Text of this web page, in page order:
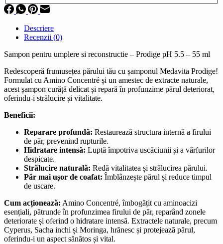
Descriere
Recenzii (0)
Sampon pentru umplere si reconstructie – Prodige pH 5.5 – 55 ml
Redescoperă frumusețea părului tău cu șamponul Medavita Prodige!
Formulat cu Amino Concentré și un amestec de extracte naturale,
acest șampon curăță delicat și repară în profunzime părul deteriorat,
oferindu-i strălucire și vitalitate.
Beneficii:
Reparare profundă: Restaurează structura internă a firului
de păr, prevenind rupturile.
Hidratare intensă: Luptă împotriva uscăciunii și a vârfurilor
despicate.
Strălucire naturală: Redă vitalitatea și strălucirea părului.
Păr mai ușor de coafat: Îmblânzește părul și reduce timpul
de uscare.
Cum acționează: Amino Concentré, îmbogățit cu aminoacizi
esențiali, pătrunde în profunzimea firului de păr, reparând zonele
deteriorate și oferind o hidratare intensă. Extractele naturale, precum
Cyperus, Sacha inchi și Moringa, hrănesc și protejează părul,
oferindu-i un aspect sănătos și vital.